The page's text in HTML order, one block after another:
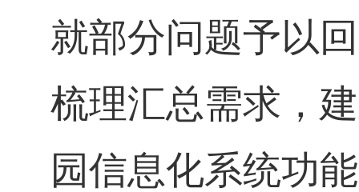
就部分问题予以
梳理汇总需求，
园信息化系统功